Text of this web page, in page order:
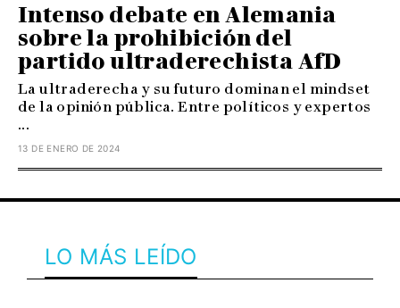
Intenso debate en Alemania
sobre la prohibición del
partido ultraderechista AfD
La ultraderecha y su futuro dominan el mindset
de la opinión pública. Entre políticos y expertos
...
13 DE ENERO DE 2024
LO MÁS LEÍDO